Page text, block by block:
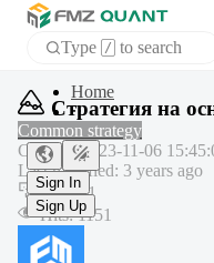
Type / to search
APP
Sign In
Sign Up
Стратегия на
Common strategy
Created :2023-11-06
Last modified: 3 years ago
Copy:1
Hits:1151